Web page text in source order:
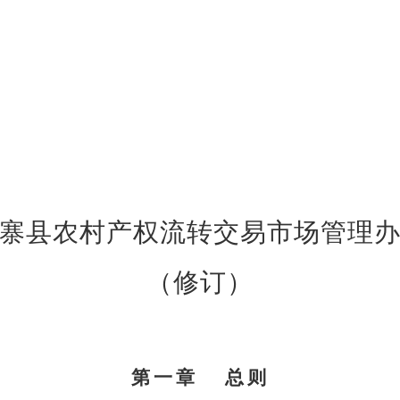
县农村产权流转交易市场管理
（修订）
第一章 总则